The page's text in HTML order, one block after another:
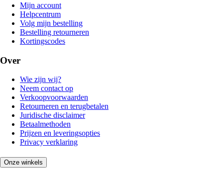
Mijn account
Helpcentrum
Volg mijn bestelling
Bestelling retourneren
Kortingscodes
Over
Wie zijn wij?
Neem contact op
Verkoopvoorwaarden
Retourneren en terugbetalen
Juridische disclaimer
Betaalmethoden
Prijzen en leveringsopties
Privacy verklaring
Onze winkels